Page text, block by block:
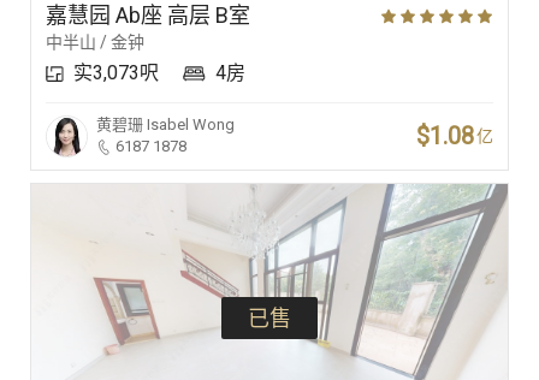
嘉慧园 Ab座 高层 B室
中半山 / 金钟
实3,073呎 4房
黄碧珊 Isabel Wong
6187 1878
$1.08亿
已售